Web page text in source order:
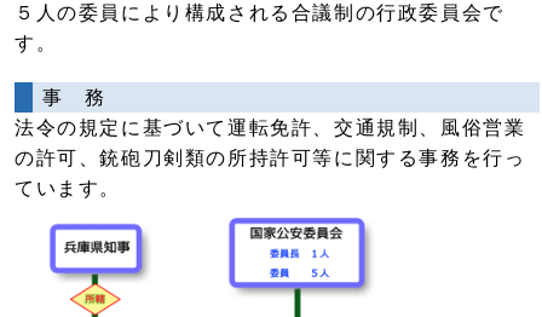
５人の委員により構成される合議制の行政委員会で
す。
事 務
法令の規定に基づいて運転免許、交通規制、風俗営業
の許可、銃砲刀剣類の所持許可等に関する事務を行っ
ています。